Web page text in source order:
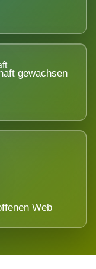
gewachsen
Web